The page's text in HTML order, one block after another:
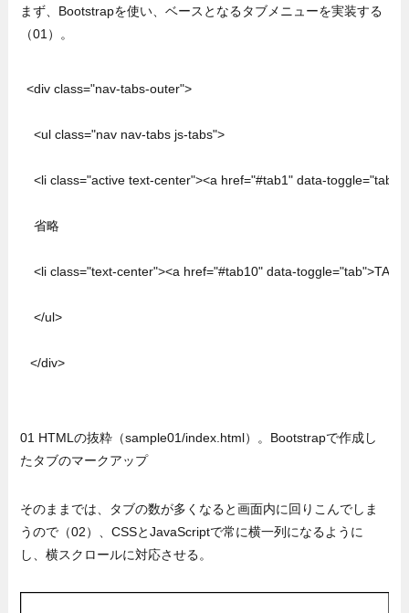
まず、Bootstrapを使い、ベースとなるタブメニューを実装する
（01）。
<div class="nav-tabs-outer">
  <ul class="nav nav-tabs js-tabs">
<li class="active text-center"><a href="#tab1" data-
  省略
<li class="text-center"><a href="#tab10" data-
  </ul>
</div>
01 HTMLの抜粋（sample01/index.html）。Bootstrapで作成し
たタブのマークアップ
そのままでは、タブの数が多くなると画面内に回りこんでしま
うので（02）、CSSとJavaScriptで常に横一列になるように
し、横スクロールに対応させる。